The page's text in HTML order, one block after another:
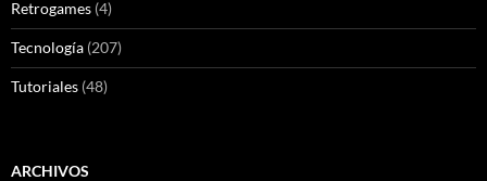
Retrogames (4)
Tecnología (207)
Tutoriales (48)
ARCHIVOS